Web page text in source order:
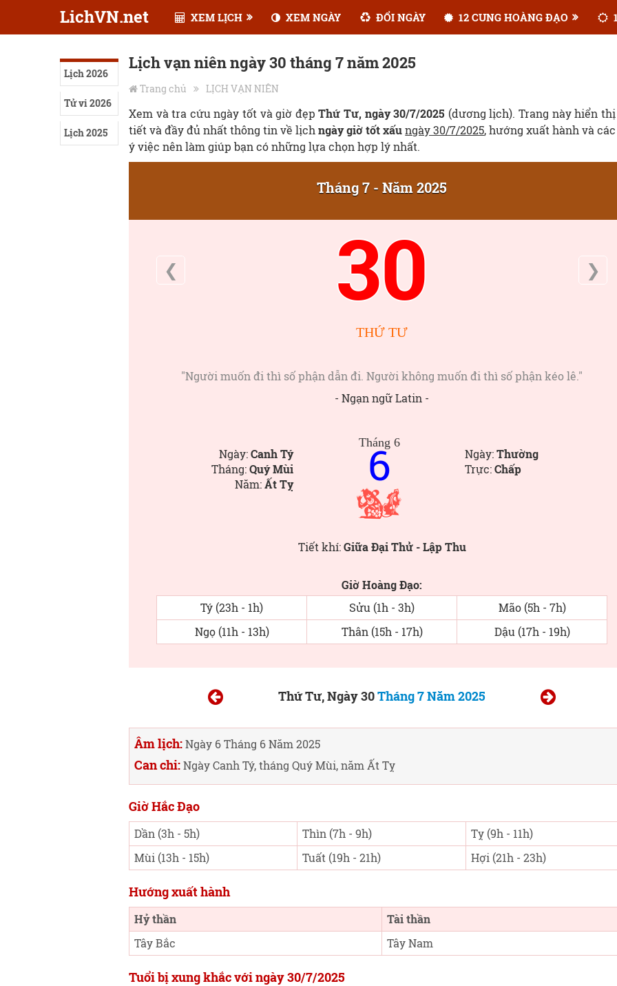
LichVN.net XEM LỊCH XEM NGÀY ĐỔI NGÀY 12 CUNG HOÀNG ĐẠO
Lịch 2026
Tử vi 2026
Lịch 2025
Lịch vạn niên ngày 30 tháng 7 năm 2025
Trang chủ LỊCH VẠN NIÊN
Xem và tra cứu ngày tốt và giờ đẹpThứ Tư, ngày 30/7/2025 (dương lịch). Trang này hiển
tiết và đầy đủ nhất thông tin về lịchngày giờ tốt xấu ngày 30/7/2025, hướng xuất hành và
ý việc nên làm giúp bạn có những lựa chọn hợp lý nhất.
Tháng 7 - Năm 2025
❮ 30 ❯
THỨ TƯ
"Người muốn đi thì số phận dẫn đi. Người không muốn đi thì số phận kéo lê."
- Ngạn ngữ Latin -
Ngày:Canh Tý
Tháng:Quý Mùi
Năm:Ất Tỵ
Tháng 6
6 Ngày:Thường
Trực:Chấp
Tiết khí:Giữa Đại Thử - Lập Thu
Giờ Hoàng Đạo:
Tý (23h - 1h)
Sửu (1h - 3h)
Mão (5h - 7h)
Ngọ (11h - 13h)
Thân (15h - 17h) Dậu (17h - 19h)
Thứ Tư, Ngày 30Tháng 7 Năm 2025
Âm lịch:Ngày 6 Tháng 6 Năm 2025
Can chi:Ngày Canh Tý, tháng Quý Mùi, năm Ất Tỵ
Giờ Hắc Đạo
Dần (3h - 5h) Thìn (7h - 9h)
Tỵ (9h - 11h)
Mùi (13h - 15h)
Tuất (19h - 21h) Hợi (21h - 23h)
Hướng xuất hành
Hỷ thần
Tài thần
Tây Bắc
Tây Nam
Tuổi bị xung khắc với ngày 30/7/2025